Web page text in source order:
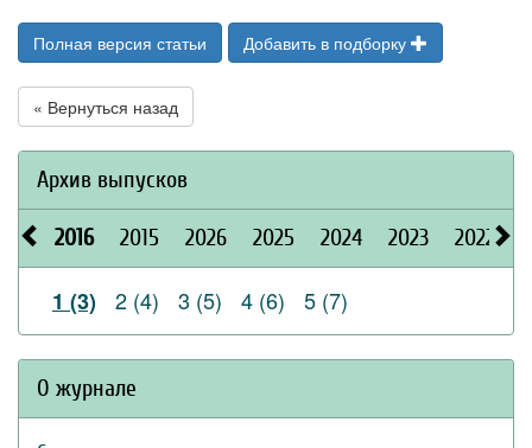
Полная версия статьи Добавить в подборку
« Вернуться назад
Архив выпусков
2016 2015 2026 2025 2024 2023 2022
1 (3) 2 (4) 3 (5) 4 (6) 5 (7)
О журнале